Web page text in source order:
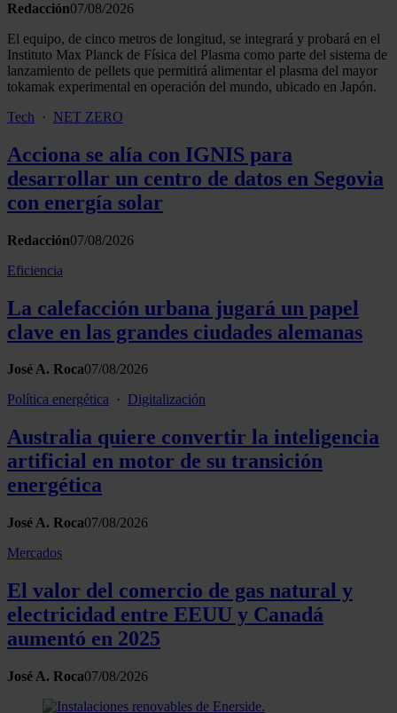
analizar el tráfico. Además, compartimos información sobre
uso que haga del sitio web con nuestros partners de redes
sociales, publicidad y análisis web, quienes pueden
con otra información que les haya proporcionado o que
recopilado a partir del uso que haya hecho de sus servicios.
Redacción07/08/2026
El equipo, de cinco metros de longitud, se integrará y probará en el
Instituto Max Planck de Física del Plasma como parte del sistema de
lanzamiento de pellets que permitirá alimentar el plasma del mayor
tokamak experimental en operación del mundo, ubicado en Japón.
Tech
· NET ZERO
Acciona se alía con IGNIS para
desarrollar un centro de datos en Segovia
con energía solar
Redacción07/08/2026
Eficiencia
La calefacción urbana jugará un papel
clave en las grandes ciudades alemanas
José A. Roca07/08/2026
Política energética · Digitalización
Australia quiere convertir la inteligencia
artificial en motor de su transición
energética
José A. Roca07/08/2026
Mercados
El valor del comercio de gas natural y
electricidad entre EEUU y Canadá
aumentó en 2025
José A. Roca07/08/2026